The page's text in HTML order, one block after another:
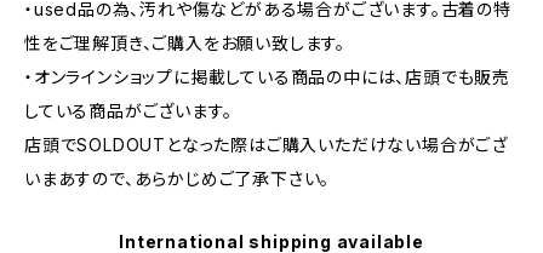
・used品の為、汚れや傷などがある場合がございます。古着の特
性をご理解頂き、ご購入をお願い致します。
・オンラインショップに掲載している商品の中には、店頭でも販売
している商品がございます。
店頭でSOLDOUTとなった際はご購入いただけない場合がござ
いまあすので、あらかじめご了承下さい。
International shipping available